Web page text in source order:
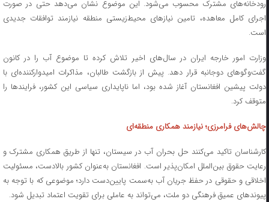
رودخانه‌های مشترک محسوب می‌شود. این موضوع نشان می‌دهد حتی در صورت
اجرای کامل معاهده، تامین نیازهای محیط‌زیستی منطقه نیازمند توافقات جدیدی
است.
وزارت امور خارجه ایران در سال‌های اخیر تلاش کرده تا موضوع آب را در کانون
گفت‌وگوهای دوجانبه قرار دهد. پیش از بازگشت طالبان، مذاکرات امیدوارکننده‌ای با
دولت پیشین افغانستان آغاز شده بود، اما ناپایداری سیاسی این کشور، فرایندها را
متوقف کرد.
چالش‌های فرامرزی؛ نیازمند همکاری منطقه‌ای
کارشناسان تاکید می‌کنند حل بحران آب در سیستان، تنها از طریق همکاری مشترک و
رعایت حقوق بین‌الملل امکان‌پذیر است. افغانستان به‌عنوان کشور بالادست، مسئولیت
اخلاقی و حقوقی در حفظ جریان آب به‌سمت پایین‌دست دارد؛ موضوعی که با توجه به
پیوندهای عمیق فرهنگی دو ملت، می‌تواند به عاملی برای تقویت اعتماد تبدیل شود.